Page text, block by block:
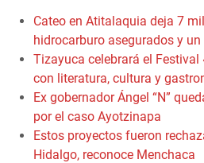
Cateo en Atitalaquia deja 7
hidrocarburo asegurados y
Tizayuca celebrará el
con literatura, cultura y
Ex gobernador Ángel “N”
por el caso Ayotzinapa
Estos proyectos fueron
Hidalgo, reconoce Menchaca